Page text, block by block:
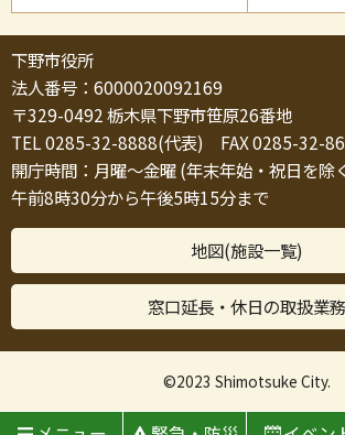
下野市役所
法人番号：6000020092169
〒329-0492 栃木県下野市笹原26番地
TEL 0285-32-8888(代表) FAX 0285-32-
開庁時間：月曜～金曜 (年末年始・祝日を除
午前8時30分から午後5時15分まで
地図(施設一覧)
窓口延長・休日の取扱業務
©2023 Shimotsuke City.